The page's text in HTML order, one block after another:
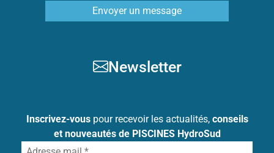
Envoyer un message
Newsletter
Inscrivez-vouspour recevoir les actualités, conseils
et nouveautés de PISCINES HydroSud